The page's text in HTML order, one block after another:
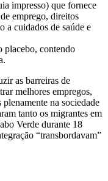
impresso) que fornece
emprego, direitos
a cuidados de saúde e
placebo, contendo
as barreiras de
melhores empregos,
na sociedade
tanto os migrantes em
Verde durante 18
“transbordavam”